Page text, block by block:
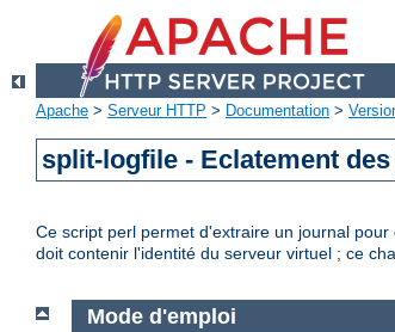
Apache > Serveur HTTP > Documentation >
split-logfile - Eclatement
Ce script perl permet d'extraire un journal
doit contenir l'identité du serveur virtuel ; ce
Mode d'emploi